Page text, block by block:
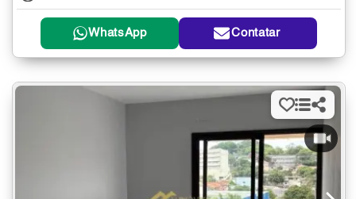
WhatsApp Contatar